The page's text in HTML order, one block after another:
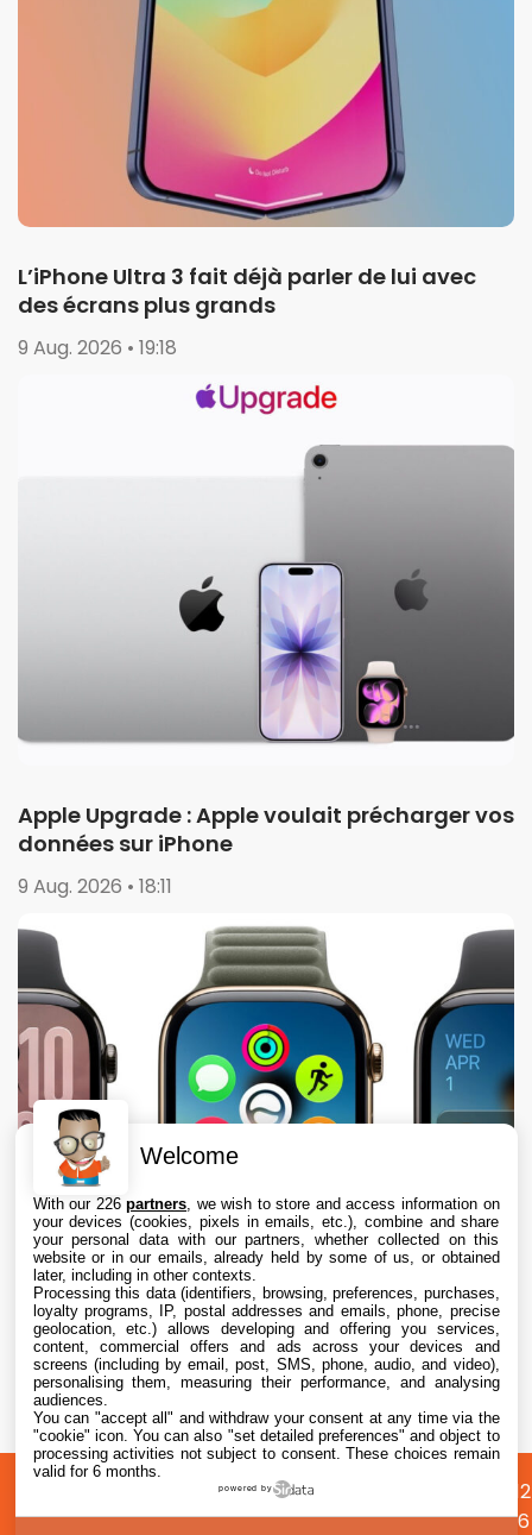
L’iPhone Ultra 3 fait déjà parler de lui avec
des écrans plus grands
9 Aug. 2026 • 19:18
Apple Upgrade : Apple voulait précharger vos
données sur iPhone
9 Aug. 2026 • 18:11
Apple envisage une refonte radicale de
l’Apple Watch, dont des écrans ronds
9 Aug. 2026 • 17:35
propos
Préférences
cookies
Confidentialité
©
2026
Welcome
With our 226partners , we wish to store and access information on
your devices (cookies, pixels in emails, etc.), combine and share
your personal data with our partners, whether collected on this
website or in our emails, already held by some of us, or obtained
later, including in other contexts.
Processing this data (identifiers, browsing, preferences, purchases,
loyalty programs, IP, postal addresses and emails, phone, precise
geolocation, etc.) allows developing and offering you services,
content, commercial offers and ads across your devices and
screens (including by email, post, SMS, phone, audio, and video),
personalising them, measuring their performance, and analysing
audiences.
You can "accept all" and withdraw your consent at any time via the
"cookie" icon. You can also "set detailed preferences" and object to
processing activities not subject to consent. These choices remain
valid for 6 months.
powered by